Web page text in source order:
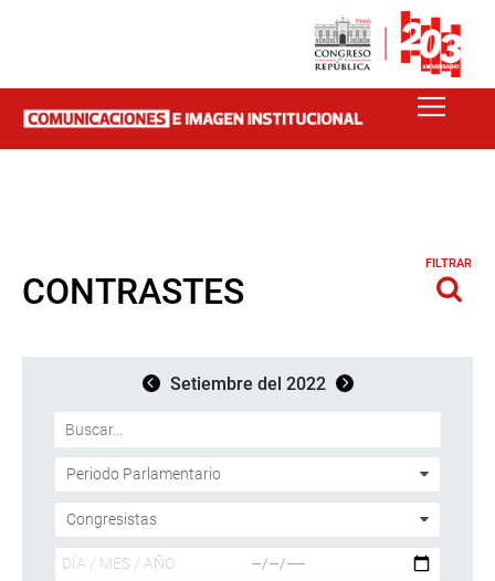
CONTRASTES
FILTRAR
Setiembre del 2022